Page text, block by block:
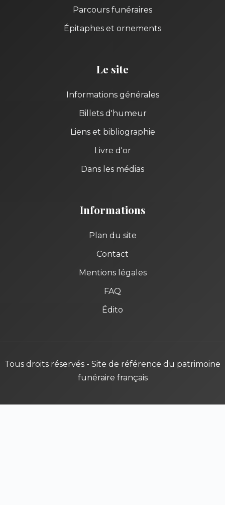
Parcours funéraires
Épitaphes et ornements
Le site
Informations générales
Billets d'humeur
Liens et bibliographie
Livre d'or
Dans les médias
Informations
Plan du site
Contact
Mentions légales
FAQ
Édito
Tous droits réservés - Site de référence du patrimoine
funéraire français